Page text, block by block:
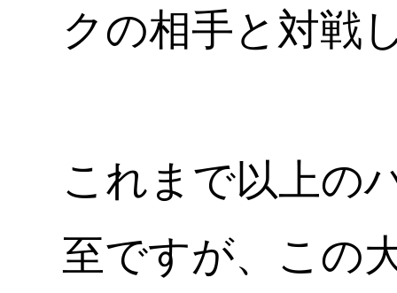
クの相手と対戦
これまで以上の
至ですが、この